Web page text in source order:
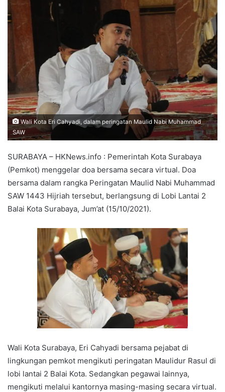
Wali Kota Eri Cahyadi, dalam peringatan Maulid Nabi Muhammad
SAW
SURABAYA – HKNews.info : Pemerintah Kota Surabaya
(Pemkot) menggelar doa bersama secara virtual. Doa
bersama dalam rangka Peringatan Maulid Nabi Muhammad
SAW 1443 Hijriah tersebut, berlangsung di Lobi Lantai 2
Balai Kota Surabaya, Jum’at (15/10/2021).
Wali Kota Surabaya, Eri Cahyadi bersama pejabat di
lingkungan pemkot mengikuti peringatan Maulidur Rasul di
lobi lantai 2 Balai Kota. Sedangkan pegawai lainnya,
mengikuti melalui kantornya masing-masing secara virtual.